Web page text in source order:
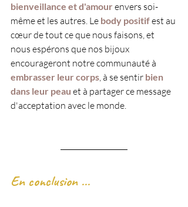
bienveillance et d'amour envers soi-
même et les autres. Le body positif est au
cœur de tout ce que nous faisons, et
nous espérons que nos bijoux
encourageront notre communauté à
embrasser leur corps, à se sentir bien
dans leur peau et à partager ce message
d'acceptation avec le monde.
En conclusion ...